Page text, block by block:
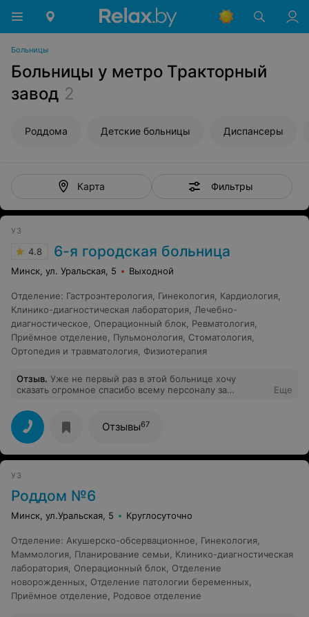
Больницы
Больницы у метро Тракторный
завод 2
Роддома Детские больницы Диспансеры
Карта Фильтры
УЗ
4.8 6-я городская больница
Минск, ул. Уральская, 5 Выходной
Отделение: Гастроэнтерология Гинекология Кардиология
Клинико-диагностическая лаборатория Лечебно-
диагностическое
Операционный блок Ревматология
Приёмное отделение
Пульмонология Стоматология
Ортопедия и травматология Физиотерапия
Отзыв. Уже не первый раз в этой больнице хочу
сказать огромное спасибо всему персоналу за
внимательные к больным всегда вовсем помогут!!!
Лежала в 4 корпусе делала на обеих руках операцию
хочу сказать большое спасибо Хирургу Александру
Александровичу за его прфессиализм действительно
врач от бога! Желаю ему всего самого лучшего в его
всех делах.
Еще
Отзывы67
УЗ
Роддом №6
Минск, ул.Уральская, 5 Круглосуточно
Отделение: Акушерско-обсервационное Гинекология
Маммология Планирование семьи
Клинико-диагностическая
лаборатория Операционный блок Отделение
новорожденных
Отделение патологии беременных
Приёмное отделение
Родовое отделение